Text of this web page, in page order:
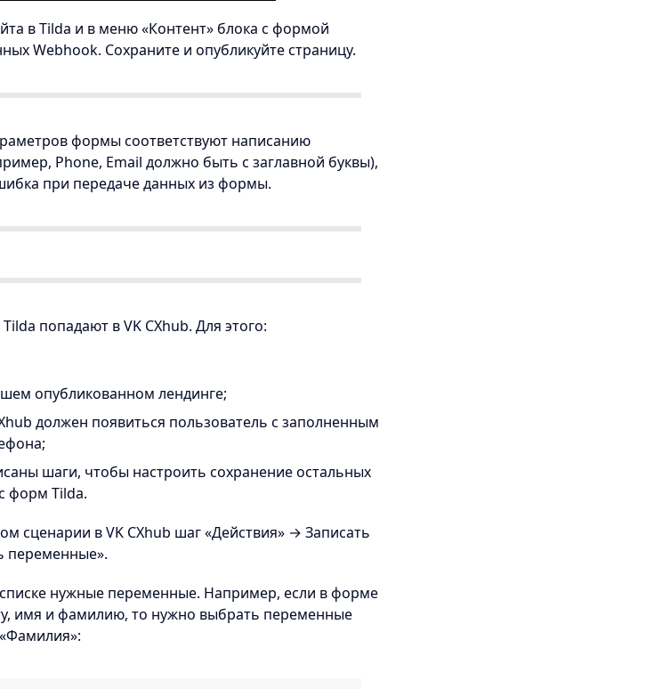
в Tilda и в меню «Контент» блока с формой
Webhook. Сохраните и опубликуйте страницу.
формы соответствуют написанию
Phone, Email должно быть с заглавной буквы),
при передаче данных из формы.
попадают в VK CXhub. Для этого:
опубликованном лендинге;
должен появиться пользователь с заполненным
шаги, чтобы настроить сохранение остальных
форм Tilda.
сценарии в VK CXhub шаг «Действия» → Записать
переменные».
нужные переменные. Например, если в форме
имя и фамилию, то нужно выбрать переменные